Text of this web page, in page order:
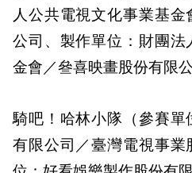
人公共電視文化事業基
公司、製作單位：財團
金會／叄喜映畫股份有限公
騎吧！哈林小隊（參賽
有限公司／臺灣電視事